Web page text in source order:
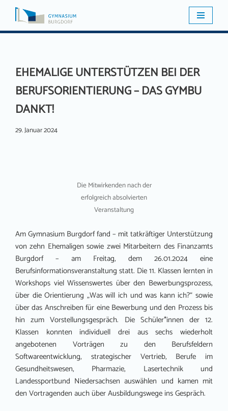
Zum
EHEMALIGE UNTERSTÜTZEN BEI DER
BERUFSORIENTIERUNG – DAS GYMBU
DANKT!
29. Januar 2024
Die Mitwirkenden nach der
erfolgreich absolvierten
Veranstaltung
Am Gymnasium Burgdorf fand – mit tatkräftiger Unterstützung
von zehn Ehemaligen sowie zwei Mitarbeitern des Finanzamts
Burgdorf – am Freitag, dem 26.01.2024 eine
Berufsinformationsveranstaltung statt. Die 11. Klassen lernten in
Workshops viel Wissenswertes über den Bewerbungsprozess,
über die Orientierung „Was will ich und was kann ich?“ sowie
über das Anschreiben für eine Bewerbung und den Prozess bis
hin zum Vorstellungsgespräch. Die Schüler*innen der 12.
Klassen konnten individuell drei aus sechs wiederholt
angebotenen Vorträgen zu den Berufsfeldern
Softwareentwicklung, strategischer Vertrieb, Berufe im
Gesundheitswesen, Pharmazie, Lasertechnik und
Landessportbund Niedersachsen auswählen und kamen mit
den Vortragenden auch über Ausbildungswege ins Gespräch.